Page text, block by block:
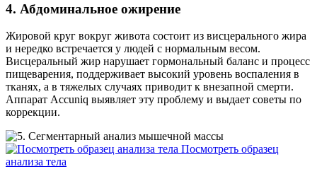
4. Абдоминальное ожирение
Жировой круг вокруг живота состоит из висцерального жира
и нередко встречается у людей с нормальным весом.
Висцеральный жир нарушает гормональный баланс и процесс
пищеварения, поддерживает высокий уровень воспаления в
тканях, а в тяжелых случаях приводит к внезапной смерти.
Аппарат Accuniq выявляет эту проблему и выдает советы по
коррекции.
Посмотреть образец
анализа тела